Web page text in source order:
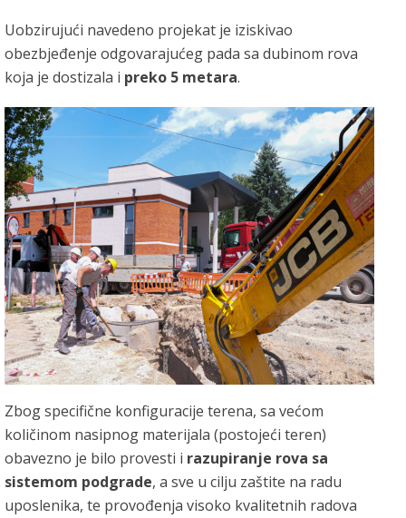
Uobzirujući navedeno projekat je iziskivao
obezbjeđenje odgovarajućeg pada sa dubinom rova
koja je dostizala i preko 5 metara.
Zbog specifične konfiguracije terena, sa većom
količinom nasipnog materijala (postojeći teren)
obavezno je bilo provesti i razupiranje rova sa
sistemom podgrade, a sve u cilju zaštite na radu
uposlenika, te provođenja visoko kvalitetnih radova